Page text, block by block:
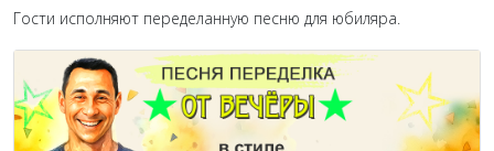
Гости исполняют переделанную песню для юбиляра.